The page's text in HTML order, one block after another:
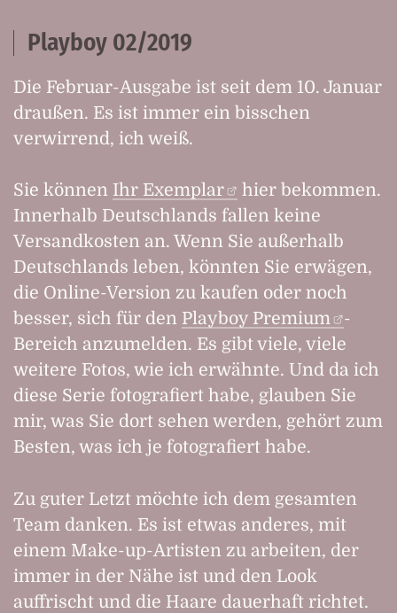
Playboy 02/2019
Die Februar-Ausgabe ist seit dem 10. Januar
draußen. Es ist immer ein bisschen
verwirrend, ich weiß.
Sie können Ihr Exemplar
hier bekommen.
Innerhalb Deutschlands fallen keine
Versandkosten an. Wenn Sie außerhalb
Deutschlands leben, könnten Sie erwägen,
die Online-Version zu kaufen oder noch
besser, sich für den Playboy Premium
-
Bereich anzumelden. Es gibt viele, viele
weitere Fotos, wie ich erwähnte. Und da ich
diese Serie fotografiert habe, glauben Sie
mir, was Sie dort sehen werden, gehört zum
Besten, was ich je fotografiert habe.
Zu guter Letzt möchte ich dem gesamten
Team danken. Es ist etwas anderes, mit
einem Make-up-Artisten zu arbeiten, der
immer in der Nähe ist und den Look
auffrischt und die Haare dauerhaft richtet.